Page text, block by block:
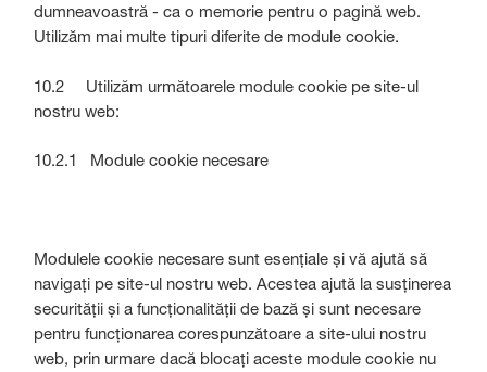
dumneavoastră - ca o memorie pentru o pagină web.
Utilizăm mai multe tipuri diferite de module cookie.
10.2 Utilizăm următoarele module cookie pe site-ul
nostru web:
10.2.1 Module cookie necesare
Modulele cookie necesare sunt esențiale și vă ajută să
navigați pe site-ul nostru web. Acestea ajută la susținerea
securității și a funcționalității de bază și sunt necesare
pentru funcționarea corespunzătoare a site-ului nostru
web, prin urmare dacă blocați aceste module cookie nu